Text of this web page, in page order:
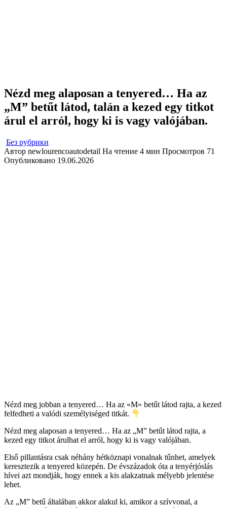
Nézd meg alaposan a tenyered… Ha az
„M” betűt látod, talán a kezed egy titkot
árul el arról, hogy ki is vagy valójában.
Без рубрики
Автор newlourencoautodetail На чтение 4 мин Просмотров 71
Опубликовано 19.06.2026
Nézd meg jobban a tenyered… Ha az «M» betűt látod rajta, a kezed
felfedheti a valódi személyiséged titkát.
Nézd meg alaposan a tenyered… Ha az „M” betűt látod rajta, a
kezed egy titkot árulhat el arról, hogy ki is vagy valójában.
Első pillantásra csak néhány hétköznapi vonalnak tűnhet, amelyek
keresztezik a tenyered közepén. De évszázadok óta a tenyérjóslás
hívei azt mondják, hogy ennek a kis alakzatnak mélyebb jelentése
lehet.
Az „M” betű általában akkor alakul ki, amikor a szívvonal, a